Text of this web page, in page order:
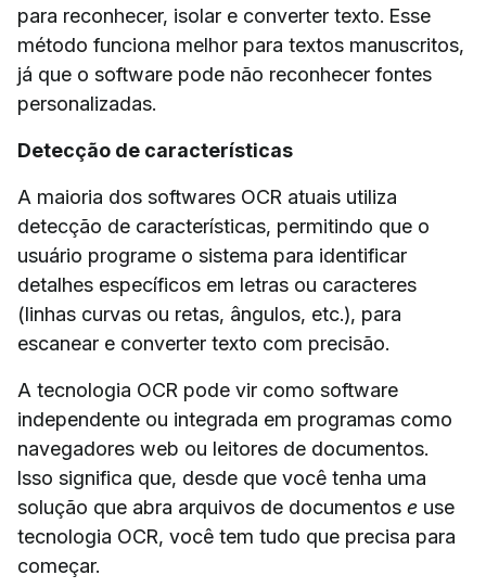
para reconhecer, isolar e converter texto. Esse
método funciona melhor para textos manuscritos,
já que o software pode não reconhecer fontes
personalizadas.
Detecção de características
A maioria dos softwares OCR atuais utiliza
detecção de características, permitindo que o
usuário programe o sistema para identificar
detalhes específicos em letras ou caracteres
(linhas curvas ou retas, ângulos, etc.), para
escanear e converter texto com precisão.
A tecnologia OCR pode vir como software
independente ou integrada em programas como
navegadores web ou leitores de documentos.
Isso significa que, desde que você tenha uma
solução que abra arquivos de documentos e use
tecnologia OCR, você tem tudo que precisa para
começar.